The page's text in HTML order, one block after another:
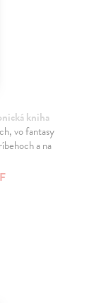
kniha
vo fantasy
a na